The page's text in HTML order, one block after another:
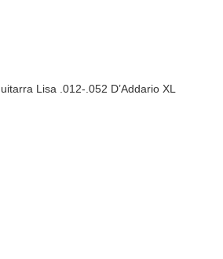
Lisa .012-.052 D’Addario XL